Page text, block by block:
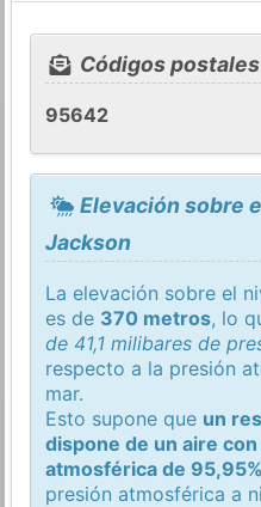
Códigos
95642
Elevación sobre
Jackson
La elevación sobre el
es de 370 metros, lo
de 41,1 milibares de
respecto a la presión
mar.
Esto supone que un
dispone de un aire
atmosférica de 95,95%
presión atmosférica a